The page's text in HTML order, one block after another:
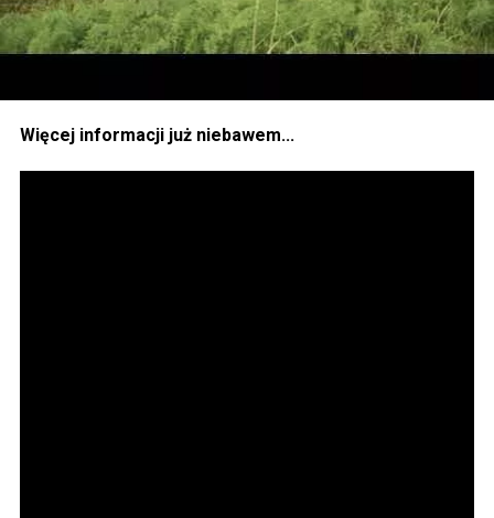
Więcej informacji już niebawem...